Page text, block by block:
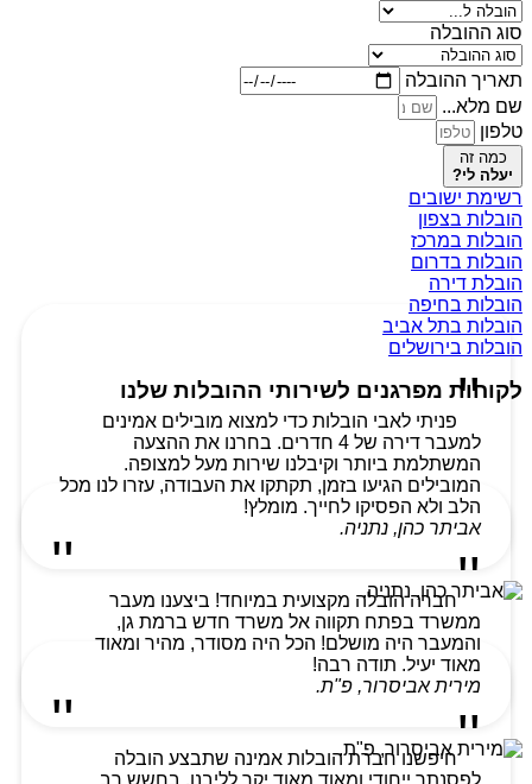
סוג ההובלה
תאריך ההובלה
שם מלא...
טלפון
כמה זה
יעלה לי?
רשימת ישובים
הובלות בצפון
הובלות במרכז
הובלות בדרום
הובלת דירה
הובלות בחיפה
הובלות בתל אביב
הובלות בירושלים
לקוחות מפרגנים לשירותי ההובלות שלנו
פניתי לאבי הובלות כדי למצוא מובילים אמינים
למעבר דירה של 4 חדרים. בחרנו את ההצעה
המשתלמת ביותר וקיבלנו שירות מעל למצופה.
המובילים הגיעו בזמן, תקתקו את העבודה, עזרו לנו מכל
הלב ולא הפסיקו לחייך. מומלץ!
אביתר כהן, נתניה.
חברה הובלה מקצועית במיוחד! ביצענו מעבר
ממשרד בפתח תקווה אל משרד חדש ברמת גן,
והמעבר היה מושלם! הכל היה מסודר, מהיר ומאוד
מאוד יעיל. תודה רבה!
מירית אביסרור, פ"ת.
חיפשנו חברת הובלות אמינה שתבצע הובלה
לפסנתר ייחודי ומאוד מאוד יקר לליבנו. בחשש רב